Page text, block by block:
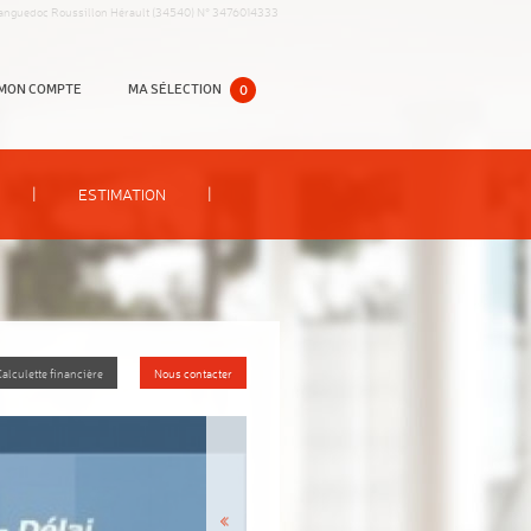
Roussillon Hérault (34540) N° 3476014333
COMPTE MA SÉLECTION 0
| ESTIMATION |
financière Nous contacter